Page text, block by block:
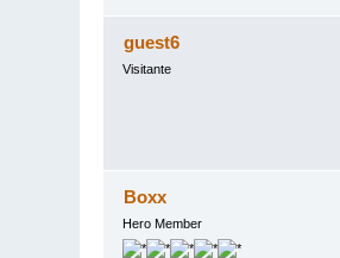
guest6
Visitante
Boxx
Hero Member